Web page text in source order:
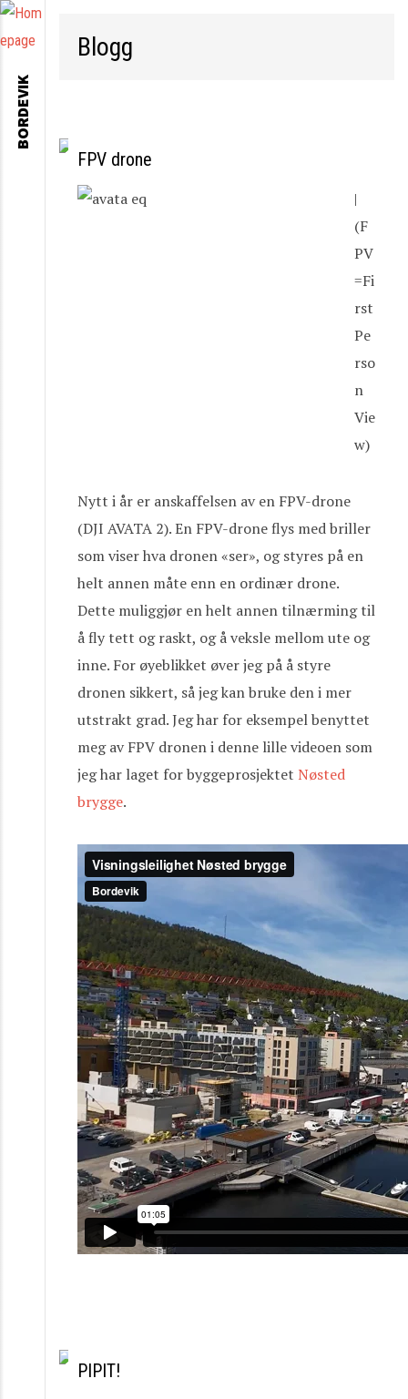
Blogg
FPV drone
|
(F
PV
=Fi
rst
Pe
rso
n
Vie
w)
Nytt i år er anskaffelsen av en FPV-drone
(DJI AVATA 2). En FPV-drone flys med briller
som viser hva dronen «ser», og styres på en
helt annen måte enn en ordinær drone.
Dette muliggjør en helt annen tilnærming til
å fly tett og raskt, og å veksle mellom ute og
inne. For øyeblikket øver jeg på å styre
dronen sikkert, så jeg kan bruke den i mer
utstrakt grad. Jeg har for eksempel benyttet
meg av FPV dronen i denne lille videoen som
jeg har laget for byggeprosjektet Nøsted
brygge.
PIPIT!
BORDEVIK